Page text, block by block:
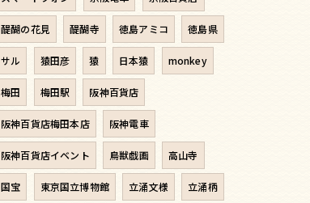
醍醐の花見 醍醐寺 徳島アミコ 徳島県
サル 猿田彦 猿 日本猿 monkey
梅田 梅田駅 阪神百貨店
阪神百貨店梅田本店 阪神電車
阪神百貨店イベント 鳥獣戯画 高山寺
国宝 東京国立博物館 立涌文様 立涌柄